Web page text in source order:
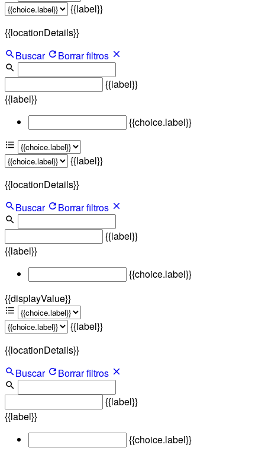
{{label}}
{{locationDetails}}
Buscar
Borrar filtros
{{label}}
{{label}}
{{choice.label}}
{{label}}
{{locationDetails}}
Buscar
Borrar filtros
{{label}}
{{label}}
{{choice.label}}
{{displayValue}}
{{label}}
{{locationDetails}}
Buscar
Borrar filtros
{{label}}
{{label}}
{{choice.label}}